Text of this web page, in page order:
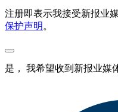
注册即表示我接受新报业
保护声明 。
是， 我希望收到新报业媒